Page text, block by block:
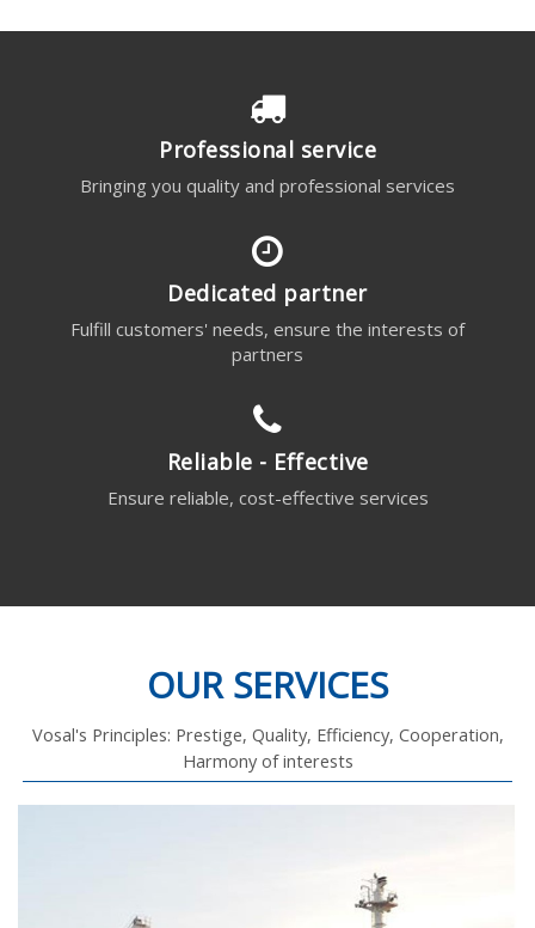
Professional service
Bringing you quality and professional services
Dedicated partner
Fulfill customers' needs, ensure the interests of
partners
Reliable - Effective
Ensure reliable, cost-effective services
OUR SERVICES
Vosal's Principles: Prestige, Quality, Efficiency, Cooperation,
Harmony of interests